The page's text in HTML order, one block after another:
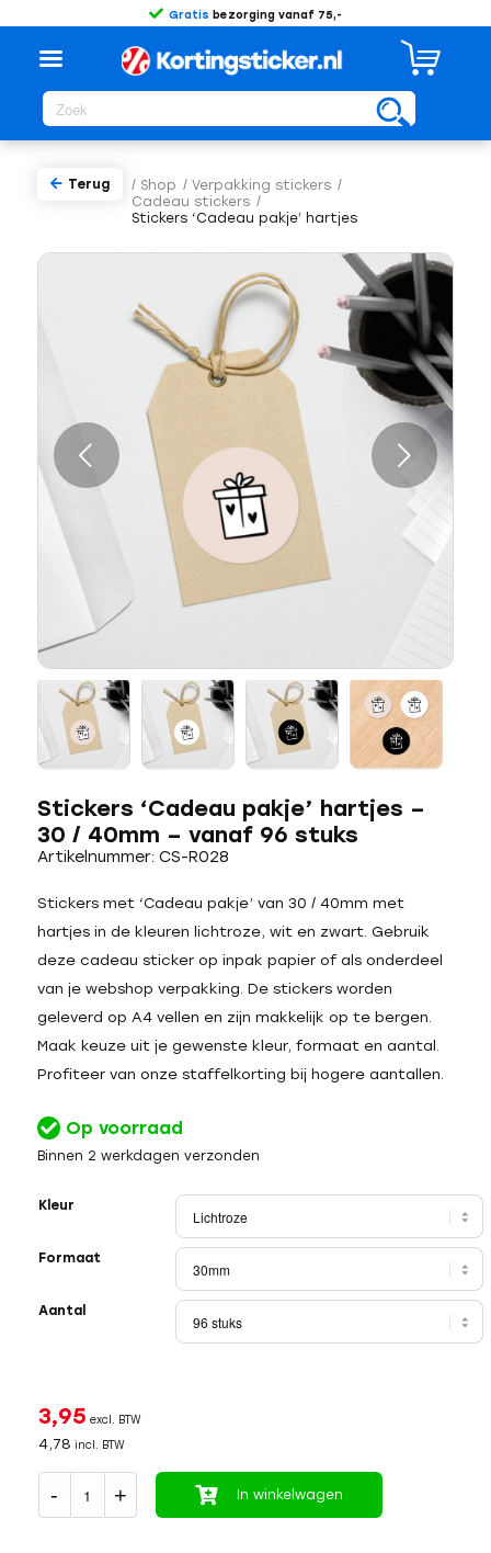
Gratis bezorging vanaf 75,-
/ Shop / Verpakking stickers /
Cadeau stickers /
Stickers ‘Cadeau pakje’ hartjes
Terug
Volgende
Stickers ‘Cadeau pakje’ hartjes –
30 / 40mm – vanaf 96 stuks
Artikelnummer: CS-R028
Stickers met ‘Cadeau pakje’ van 30 / 40mm met
hartjes in de kleuren lichtroze, wit en zwart. Gebruik
deze cadeau sticker op inpak papier of als onderdeel
van je webshop verpakking. De stickers worden
geleverd op A4 vellen en zijn makkelijk op te bergen.
Maak keuze uit je gewenste kleur, formaat en aantal.
Profiteer van onze staffelkorting bij hogere aantallen.
Op voorraad
Binnen 2 werkdagen verzonden
Kleur
Formaat
Aantal
3,95 excl. BTW
4,78 incl. BTW
In winkelwagen